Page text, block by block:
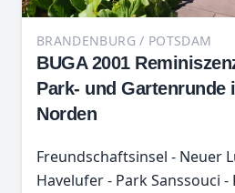
BRANDENBURG / POTSDAM
BUGA 2001
Park- und Gartenrunde
Norden
Freundschaftsinsel - Neuer
Havelufer - Park Sanssouci